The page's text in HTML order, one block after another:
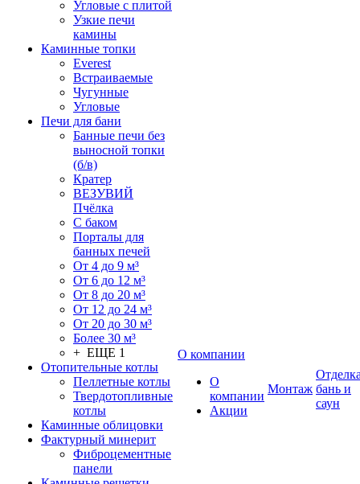
Угловые с плитой
Узкие печи
камины
Каминные топки
Everest
Встраиваемые
Чугунные
Угловые
Печи для бани
Банные печи без
выносной топки
(б/в)
Кратер
ВЕЗУВИЙ
Пчёлка
С баком
Порталы для
банных печей
От 4 до 9 м³
От 6 до 12 м³
От 8 до 20 м³
От 12 до 24 м³
От 20 до 30 м³
Более 30 м³
+ ЕЩЕ 1
Отопительные котлы
Пеллетные котлы
Твердотопливные
котлы
Каминные облицовки
Фактурный минерит
Фиброцементные
панели
О компании
О
компании
Акции
Монтаж бань и
саун